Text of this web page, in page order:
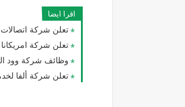
اقرا ايضا
تعلن شركة
تعلن شركة
وظائف شركة وود
تعلن شركة ألفا